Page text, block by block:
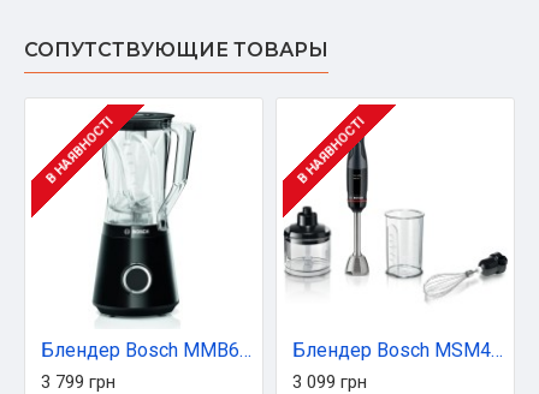
СОПУТСТВУЮЩИЕ ТОВАРЫ
В НАЯВНОСТІ
Блендер Bosch MMB6141B
3 799 грн
В НАЯВНОСТІ
Блендер Bosch MSM4B621
3 099 грн